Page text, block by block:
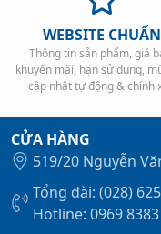
WEBSITE CHUẨN
Thông tin sản phẩm, giá
khuyến mãi, hạn sử dụng,
cập nhật tự động & chính
CỬA HÀNG
519/20 Nguyễn
Tổng đài: (028)
Hotline: 0969